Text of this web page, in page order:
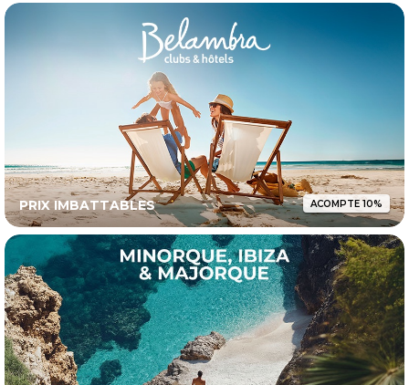
PRIX IMBATTABLES ACOMPTE 10%